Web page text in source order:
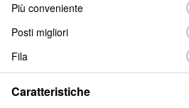
Più conveniente
Posti migliori
Fila
Caratteristiche